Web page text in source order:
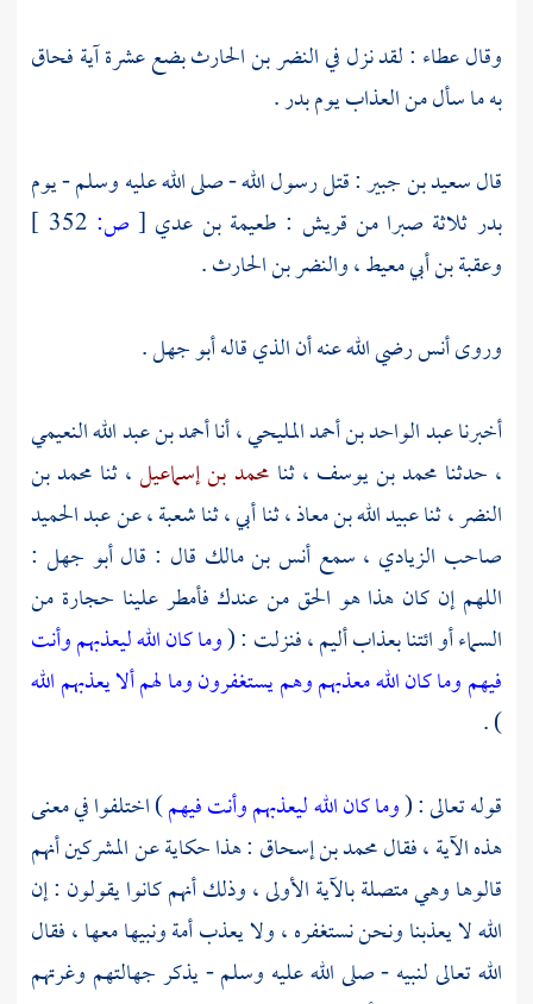
وقالعطاء : لقد نزل فيالنضر بن الحارثبضع عشرة آية فحاق
به ما سأل من العذاب يومبدر.
قالسعيد بن جبير: قتل رسول الله - صلى الله عليه وسلم - يوم
بدر ثلاثة صبرا من قريش : طعيمة بن عدي [ ص:
وعقبة بن أبي معيط،والنضر بن الحارث.
وروىأنسرضي الله عنه أن الذي قالهأبو جهل.
أخبرناعبد الواحد بن أحمد المليحي، أناأحمد بن عبد الله النعيمي
، حدثنا محمد بن يوسف ، ثنا محمد بن إسماعيل، ثنا محمد بن
النضر، ثناعبيد الله بن معاذ، ثنا أبي ، ثناشعبة، عنعبد الحميد
صاحب الزيادي ، سمعأنس بن مالك قال : قالأبو جهل :
اللهم إن كان هذا هو الحق من عندك فأمطر علينا حجارة من
السماء أو ائتنا بعذاب أليم ، فنزلت : (وما كان الله ليعذبهم وأنت
فيهم وما كان الله معذبهم وهم يستغفرون وما لهم ألا يعذبهم الله
) .
قوله تعالى : (وما كان الله ليعذبهم وأنت فيهم) اختلفوا في معنى
هذه الآية ، فقالمحمد بن إسحاق : هذا حكاية عن المشركين أنهم
قالوها وهي متصلة بالآية الأولى ، وذلك أنهم كانوا يقولون : إن
الله لا يعذبنا ونحن نستغفره ، ولا يعذب أمة ونبيها معها ، فقال
الله تعالى لنبيه - صلى الله عليه وسلم - يذكر جهالتهم وغرتهم